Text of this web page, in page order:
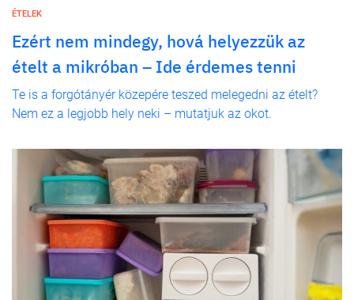
ÉTELEK
Ezért nem mindegy, hová helyezzük az
ételt a mikróban – Ide érdemes tenni
Te is a forgótányér közepére teszed melegedni az ételt?
Nem ez a legjobb hely neki – mutatjuk az okot.